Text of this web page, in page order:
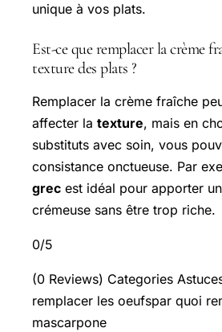
unique à vos plats.
Est-ce que remplacer la crème
texture des plats ?
Remplacer la crème fraîche
affecter la texture, mais en
substituts avec soin, vous
consistance onctueuse. Par
grec est idéal pour apporter
crémeuse sans être trop riche.
0/5
(0 Reviews) Categories
remplacer les oeufspar quoi
mascarpone